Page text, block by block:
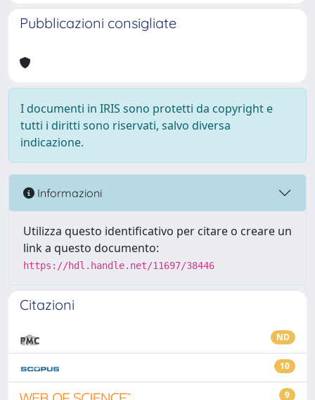
Pubblicazioni consigliate
I documenti in IRIS sono protetti da copyright e
tutti i diritti sono riservati, salvo diversa
indicazione.
Informazioni
Utilizza questo identificativo per citare o creare un
link a questo documento:
https://hdl.handle.net/11697/38446
Citazioni
ND
10
9